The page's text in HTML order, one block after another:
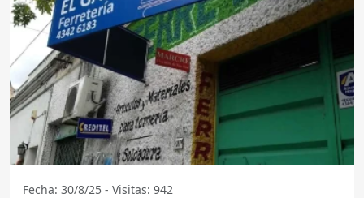
Fecha: 30/8/25 - Visitas: 942